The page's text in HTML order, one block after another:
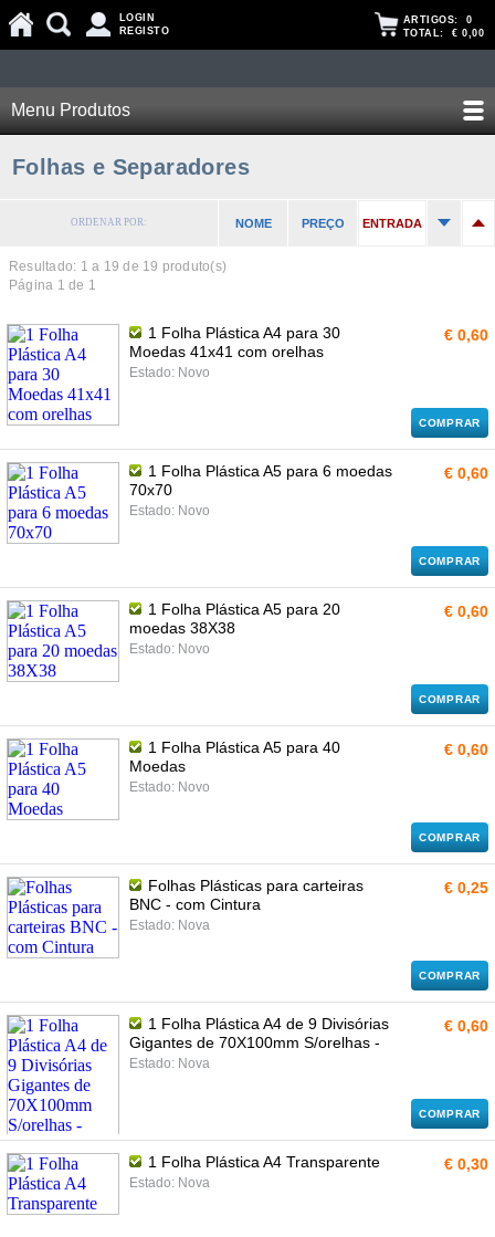
LOGIN
REGISTO
ARTIGOS: 0
TOTAL: € 0,00
Menu Produtos
Folhas e Separadores
ORDENAR POR: NOME PREÇO ENTRADA
Resultado: 1 a 19 de 19 produto(s)
Página 1 de 1
1 Folha Plástica A4 para 30
Moedas 41x41 com orelhas
Estado: Novo
€ 0,60
COMPRAR
1 Folha Plástica A5 para 6 moedas
70x70
Estado: Novo
€ 0,60
COMPRAR
1 Folha Plástica A5 para 20
moedas 38X38
Estado: Novo
€ 0,60
COMPRAR
1 Folha Plástica A5 para 40
Moedas
Estado: Novo
€ 0,60
COMPRAR
Folhas Plásticas para carteiras
BNC - com Cintura
Estado: Nova
€ 0,25
COMPRAR
1 Folha Plástica A4 de 9 Divisórias
Gigantes de 70X100mm S/orelhas -
Estado: Nova
€ 0,60
COMPRAR
1 Folha Plástica A4 Transparente
Estado: Nova
€ 0,30